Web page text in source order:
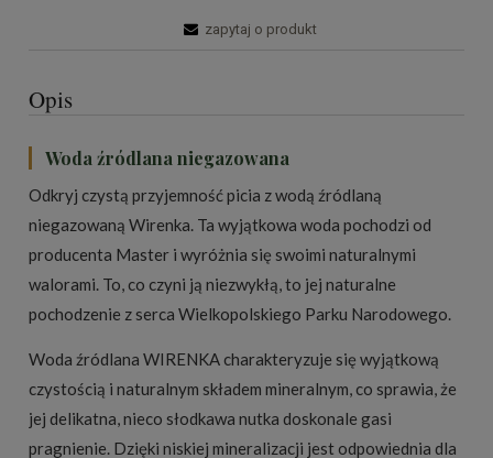
zapytaj o produkt
Opis
Woda źródlana niegazowana
Odkryj czystą przyjemność picia z wodą źródlaną
niegazowaną Wirenka. Ta wyjątkowa woda pochodzi od
producenta Master i wyróżnia się swoimi naturalnymi
walorami. To, co czyni ją niezwykłą, to jej naturalne
pochodzenie z serca Wielkopolskiego Parku Narodowego.
Woda źródlana WIRENKA charakteryzuje się wyjątkową
czystością i naturalnym składem mineralnym, co sprawia, że
jej delikatna, nieco słodkawa nutka doskonale gasi
pragnienie. Dzięki niskiej mineralizacji jest odpowiednia dla